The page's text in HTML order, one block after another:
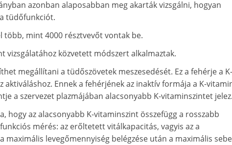
azonban alaposabban meg akarták vizsgálni, hogyan
tüdőfunkciót.
több, mint 4000 résztvevőt vontak be.
vizsgálatához közvetett módszert alkalmaztak.
megállítani a tüdőszövetek meszesedését. Ez a fehérje a K-
aktiváláshoz. Ennek a fehérjének az inaktív formája a K-
a szervezet plazmájában alacsonyabb K-vitaminszintet jelez.
hogy az alacsonyabb K-vitaminszint összefügg a rosszabb
mérés: az erőltetett vitálkapacitás, vagyis az a
maximális levegőmennyiség belégzése után a maximális